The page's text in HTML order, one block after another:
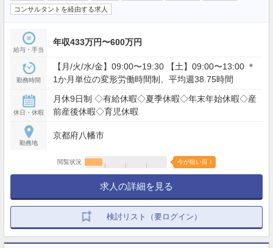
コンサルタントを経由する求人
給与・手当
年収433万円〜600万円
勤務時間
【月/火/水/金】09:00〜19:30 【土】09:00〜13:00 ＊
1か月単位の変形労働時間制、平均週38.75時間
休日・休暇
月休9日制 ◇有給休暇◇夏季休暇◇年末年始休暇◇産
前産後休暇◇育児休暇
勤務地
京都府八幡市
閲覧状況 今が狙い目！
求人の詳細を見る
検討リスト（要ログイン）